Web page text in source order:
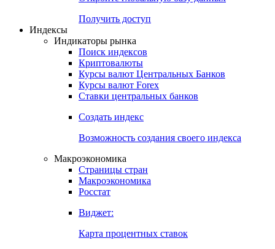
Получить доступ
Индексы
Индикаторы рынка
Поиск индексов
Криптовалюты
Курсы валют Центральных Банков
Курсы валют Forex
Ставки центральных банков
Создать индекс
Возможность создания своего индекса
Макроэкономика
Страницы стран
Макроэкономика
Росстат
Виджет:
Карта процентных ставок